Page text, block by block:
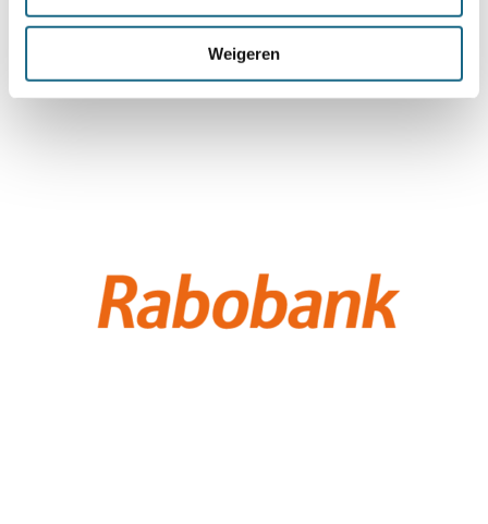
Weigeren